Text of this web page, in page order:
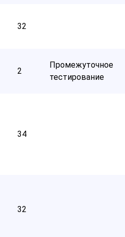
32
2
Промежуточное
тестирование
34
32